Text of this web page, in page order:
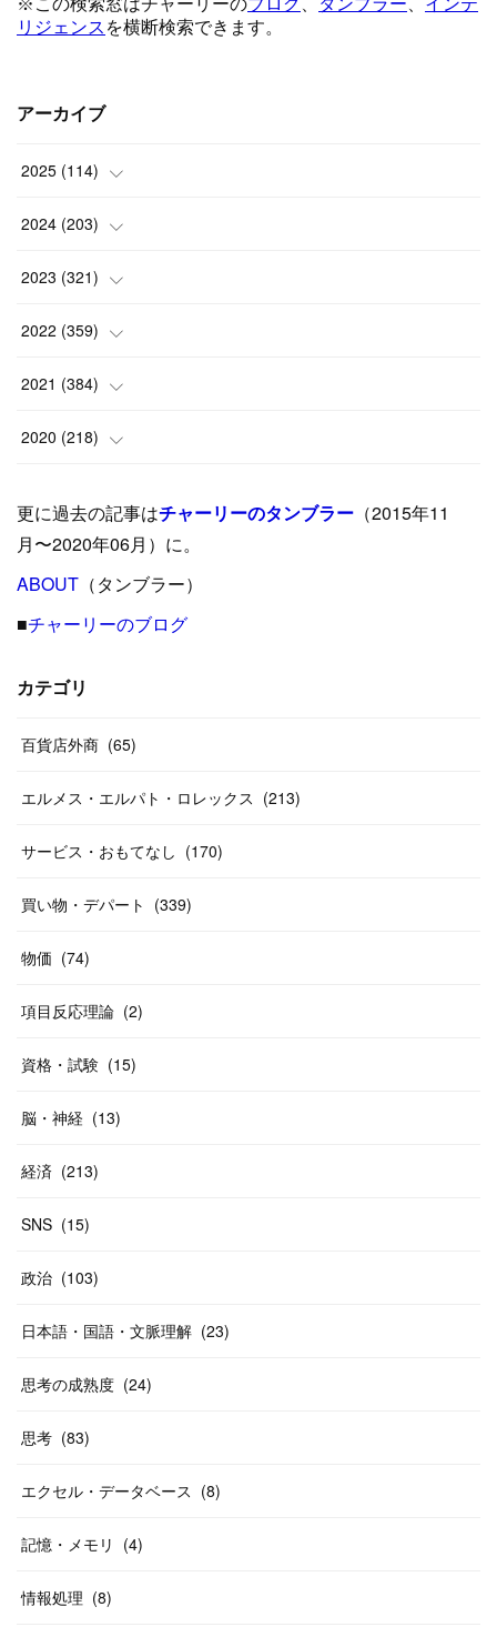
アーカイブ
2025 (114)
(1)
(8)
(6)
(9 )
(15
(24)
(8 )
(17
12
2024 (203)
(24)
(10)
(18)
(17)
(12)
(19)
(13
(14)
2023 (321)
(25)
(17)
(35)
)
(26)
27)
(29
(24)
2022 (359)
(42)
(37)
(31)
(31)
31
(26
(20)
(14
2021 (384)
(9)
(39)
( 23)
40
(55
(38)
(20
(31
58)
2020 (218)
(24)
( 42)
(33
(46)
(20
更に過去の記事はチャーリーのタンブラー （2015年11
月〜2020年06月）に。
ABOUT （タンブラー）
■チャーリーのブログ
カテゴリ
百貨店外商 (65)
エルメス・エルパト・ロレックス (213)
サービス・おもてなし (170)
買い物・デパート (339)
物価 (74)
項目反応理論 (2)
資格・試験 (15)
脳・神経 (13)
経済 (213)
SNS (15)
政治 (103)
日本語・国語・文脈理解 (23)
思考の成熟度 (24)
思考 (83)
エクセル・データベース (8)
記憶・メモリ (4)
情報処理 (8)